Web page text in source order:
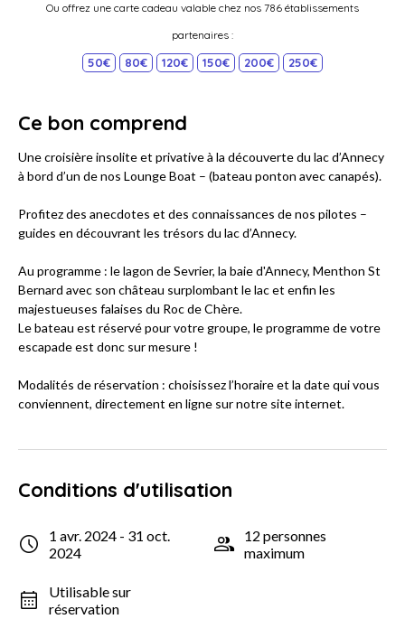
Ou offrez une carte cadeau valable chez nos 786 établissements
partenaires :
50€ 80€ 120€ 150€ 200€ 250€
Ce bon comprend
Une croisière insolite et privative à la découverte du lac d’Annecy
à bord d’un de nos Lounge Boat – (bateau ponton avec canapés).
Profitez des anecdotes et des connaissances de nos pilotes –
guides en découvrant les trésors du lac d’Annecy.
Au programme : le lagon de Sevrier, la baie d'Annecy, Menthon St
Bernard avec son château surplombant le lac et enfin les
majestueuses falaises du Roc de Chère.
Le bateau est réservé pour votre groupe, le programme de votre
escapade est donc sur mesure !
Modalités de réservation : choisissez l’horaire et la date qui vous
conviennent, directement en ligne sur notre site internet.
Conditions d'utilisation
1 avr. 2024 - 31 oct.
2024
12 personnes
maximum
Utilisable sur
réservation